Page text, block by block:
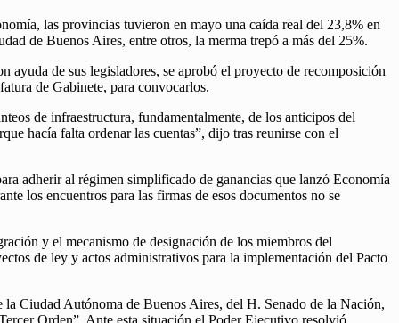
las provincias tuvieron en mayo una caída real del 23,8% en
de Buenos Aires, entre otros, la merma trepó a más del 25%.
ayuda de sus legisladores, se aprobó el proyecto de recomposición
de Gabinete, para convocarlos.
de infraestructura, fundamentalmente, de los anticipos del
hacía falta ordenar las cuentas”, dijo tras reunirse con el
adherir al régimen simplificado de ganancias que lanzó Economía
los encuentros para las firmas de esos documentos no se
y el mecanismo de designación de los miembros del
de ley y actos administrativos para la implementación del Pacto
la Ciudad Autónoma de Buenos Aires, del H. Senado de la Nación,